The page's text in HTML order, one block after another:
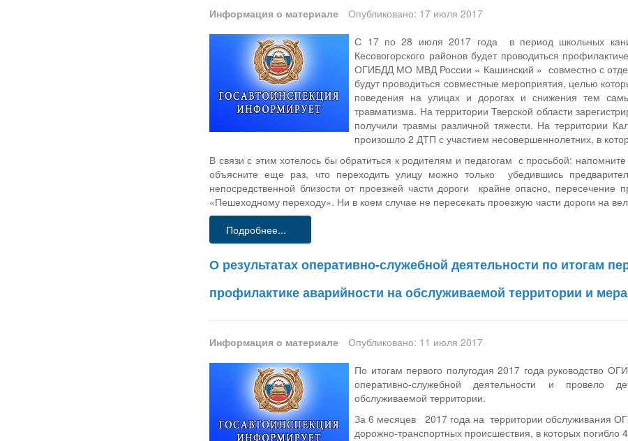
Информация о материале
Опубликовано: 17 июля 2017
С 17 по 28 июля 2017 года в период школьных
Кесовогорского районов будет проводиться
ОГИБДД МО МВД России « Кашинский » совместно с
будут проводиться совместные мероприятия, целью
поведения на улицах и дорогах и снижения тем
травматизма. На территории Тверской области
получили травмы различной тяжести. На территории
произошло 2 ДТП с участием несовершеннолетних, в
В связи с этим хотелось бы обратиться к родителям и педагогам с просьбой:
объясните еще раз, что переходить улицу можно только убедившись
непосредственной близости от проезжей части дороги крайне опасно, пересечение
«Пешеходному переходу». Ни в коем случае не пересекать проезжую части дороги на
Подробнее...
О результатах оперативно-служебной деятельности по итогам
профилактике аварийности на обслуживаемой территории и
Информация о материале
Опубликовано: 11 июля 2017
По итогам первого полугодия 2017 года руководство
оперативно-служебной деятельности и провело
обслуживаемой территории.
За 6 месяцев 2017 года на территории обслуживания
дорожно-транспортных происшествия, в которых погибло